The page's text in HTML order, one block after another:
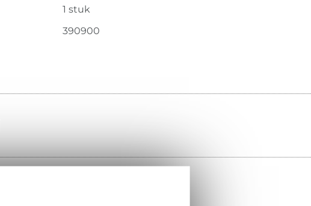
1 stuk
390900